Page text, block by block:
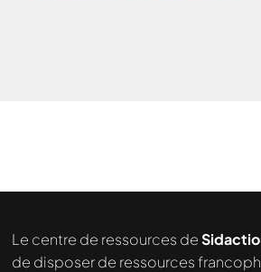
Le centre de ressources de
de disposer de ressources